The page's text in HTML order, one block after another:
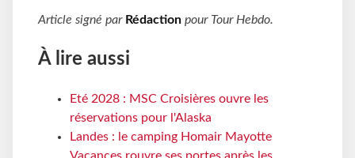
Article signé par Rédaction pour Tour Hebdo.
À lire aussi
Eté 2028 : MSC Croisières ouvre les
réservations pour l'Alaska
Landes : le camping Homair Mayotte